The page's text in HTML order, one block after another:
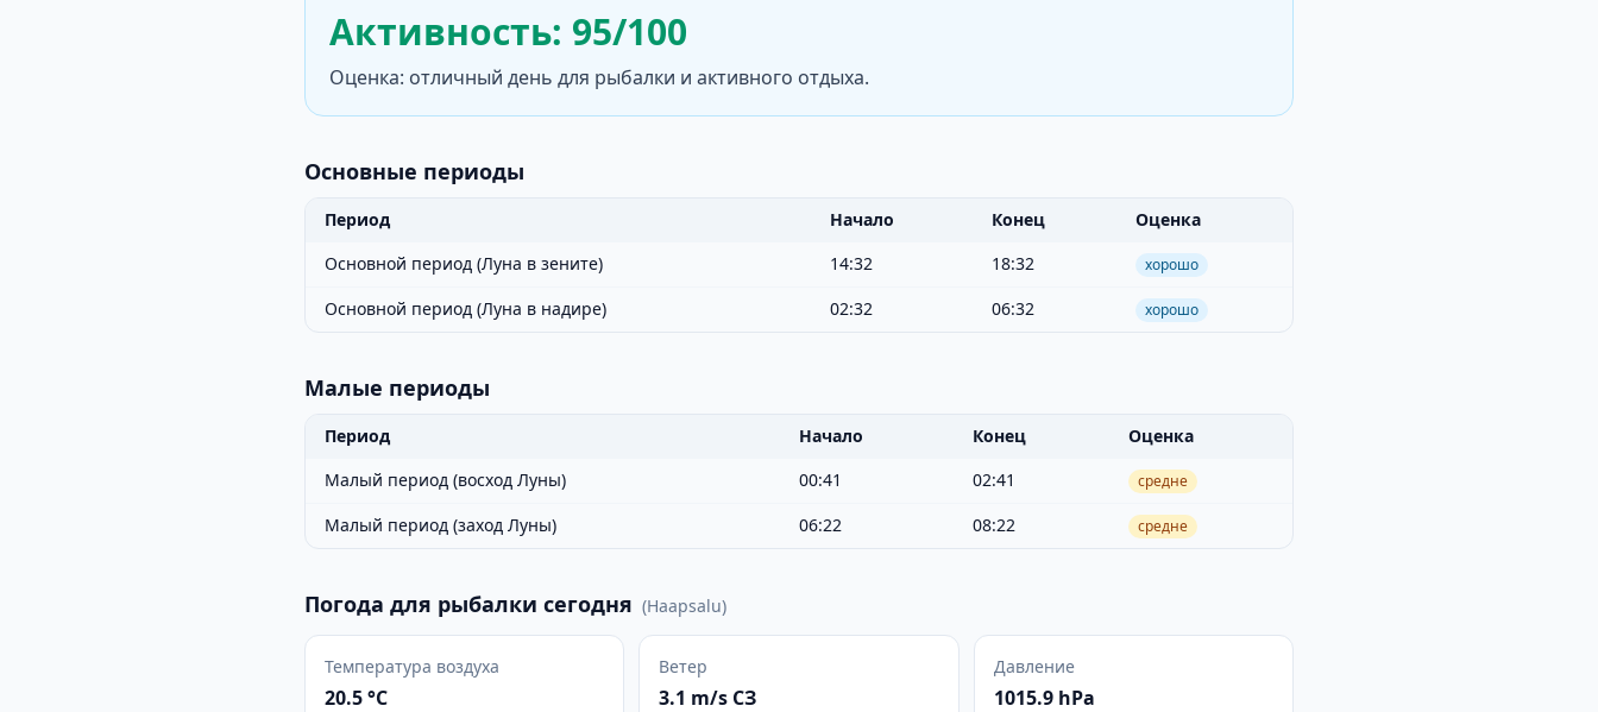
Активность: 95/100
Оценка: отличный день для рыбалки и активного отдыха.
Основные периоды
Период Начало Конец
Оценка
Основной период (Луна в зените)
14:32 18:32 хорошо
Основной период (Луна в надире) 02:32 06:32 хорошо
Малые периоды
Период Начало Конец
Оценка
Малый период (восход Луны)
00:41 02:41 средне
Малый период (заход Луны) 06:22 08:22 средне
Погода для рыбалки сегодня (Haapsalu)
Температура воздуха
20.5 °C
Ветер
3.1 m/s СЗ
Давление
1015.9 hPa